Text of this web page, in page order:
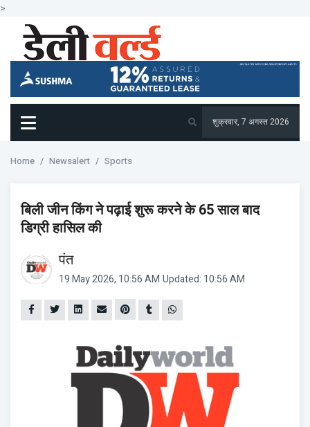
>
शुक्रवार, 7 अगस्त 2026
Home Newsalert Sports
बिली जीन किंग ने पढ़ाई शुरू करने के 65 साल बाद
डिग्री हासिल की
पंत
19 May 2026, 10:56 AM Updated: 10:56 AM